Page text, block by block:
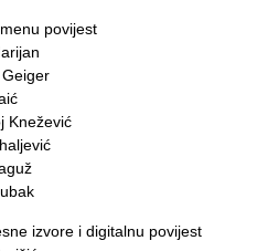
povijest
Knežević
izvore i digitalnu povijest